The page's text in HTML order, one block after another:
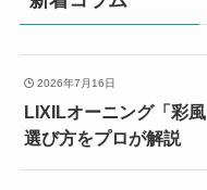
2026年7月16日
LIXILオーニング「彩
選び方をプロが解説